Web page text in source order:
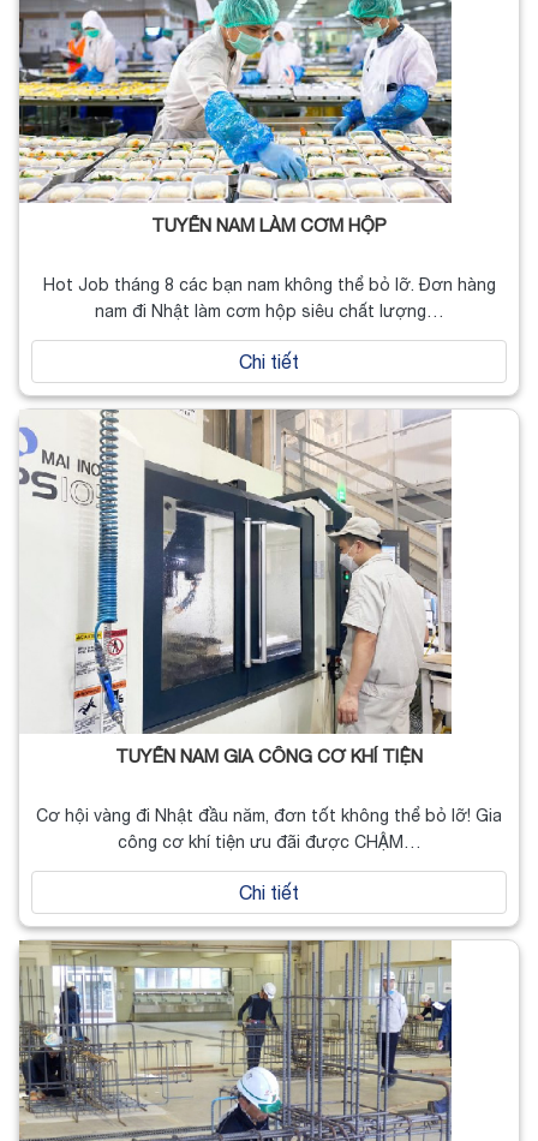
TUYỂN NAM LÀM CƠM HỘP
Hot Job tháng 8 các bạn nam không thể bỏ lỡ. Đơn hàng
nam đi Nhật làm cơm hộp siêu chất lượng…
Chi tiết
TUYỂN NAM GIA CÔNG CƠ KHÍ TIỆN
Cơ hội vàng đi Nhật đầu năm, đơn tốt không thể bỏ lỡ! Gia
công cơ khí tiện ưu đãi được CHẬM…
Chi tiết